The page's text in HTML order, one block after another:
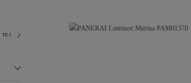
10.0 bar (~100.0 metres)